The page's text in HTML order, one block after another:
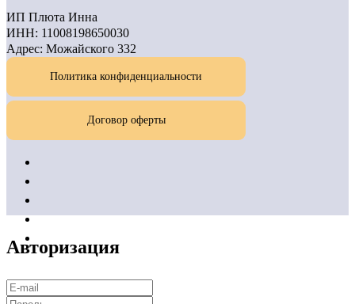
ИП Плюта Инна
ИНН: 11008198650030
Адрес: Можайского 332
Политика конфиденциальности
Договор оферты
Авторизация